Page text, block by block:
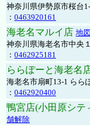
神奈川県伊勢原市桜台
： 0463920161
海老名マルイ店 地図
神奈川県海老名市中央
： 0462925181
ららぽーと海老名
海老名市扇町13-1 らら
： 0462920400
鴨宮店(小田原シテ
舗解除